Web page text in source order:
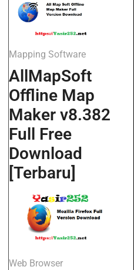
Mapping Software
AllMapSoft
Offline Map
Maker v8.382
Full Free
Download
[Terbaru]
Web Browser